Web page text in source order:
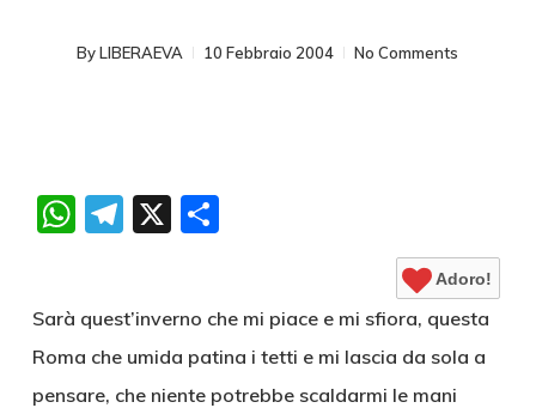
By LIBERAEVA 10 Febbraio 2004 No Comments
WhatsApp
Telegram
X Condividi
Adoro!
Sarà quest’inverno che mi piace e mi sfiora, questa
Roma che umida patina i tetti e mi lascia da sola a
pensare, che niente potrebbe scaldarmi le mani